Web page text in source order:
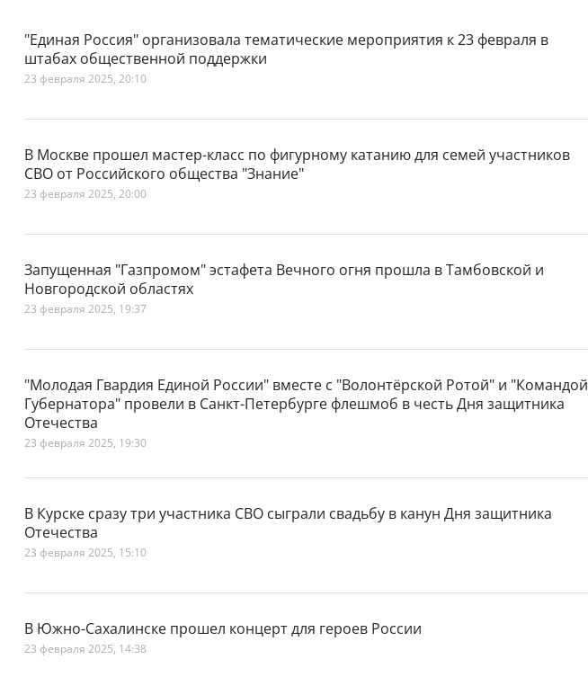
"Единая Россия" организовала тематические мероприятия к 23 февраля в
штабах общественной поддержки
23 февраля 2025, 20:10
В Москве прошел мастер-класс по фигурному катанию для семей участников
СВО от Российского общества "Знание"
23 февраля 2025, 20:00
Запущенная "Газпромом" эстафета Вечного огня прошла в Тамбовской и
Новгородской областях
23 февраля 2025, 19:37
"Молодая Гвардия Единой России" вместе с "Волонтёрской Ротой" и "Командой
Губернатора" провели в Санкт-Петербурге флешмоб в честь Дня защитника
Отечества
23 февраля 2025, 19:30
В Курске сразу три участника СВО сыграли свадьбу в канун Дня защитника
Отечества
23 февраля 2025, 15:10
В Южно-Сахалинске прошел концерт для героев России
23 февраля 2025, 14:38